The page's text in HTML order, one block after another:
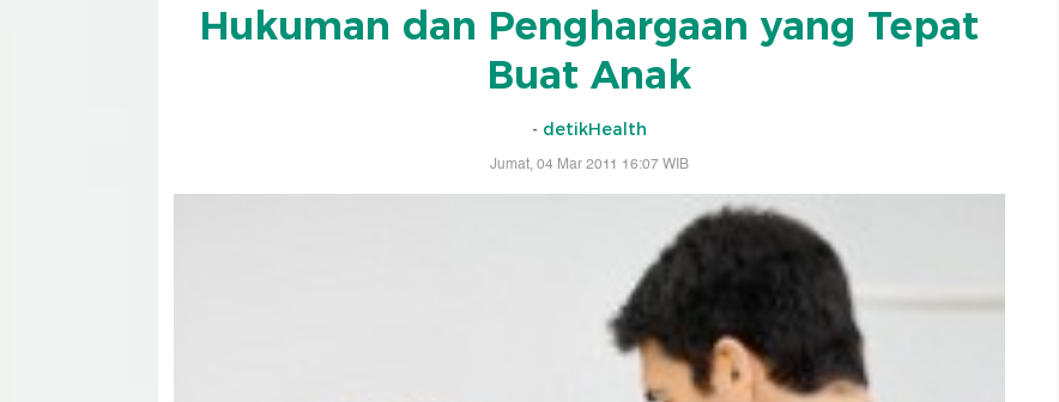
Hukuman dan Penghargaan yang Tepat
Buat Anak
- detikHealth
Jumat, 04 Mar 2011 16:07 WIB